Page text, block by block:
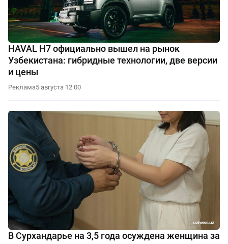
HAVAL H7 официально вышел на рынок
Узбекистана: гибридные технологии, две версии
и цены
Реклама5 августа 12:00
В Сурхандарье на 3,5 года осуждена женщина за